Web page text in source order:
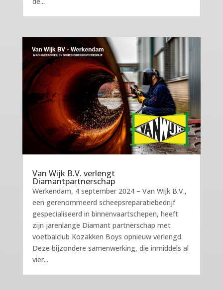
Van Wijk B.V. verlengt
Diamantpartnerschap
Werkendam, 4 september 2024 – Van Wijk B.V.,
een gerenommeerd scheepsreparatiebedrijf
gespecialiseerd in binnenvaartschepen, heeft
zijn jarenlange Diamant partnerschap met
voetbalclub Kozakken Boys opnieuw verlengd.
Deze bijzondere samenwerking, die inmiddels al
vier...